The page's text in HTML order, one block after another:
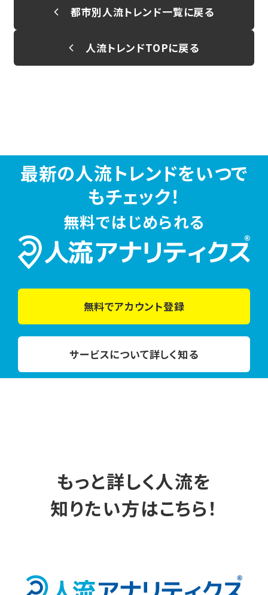
都市別人流トレンド一覧に戻る
人流トレンドTOPに戻る
最新の人流トレンドをいつで
もチェック！
無料ではじめられる
無料でアカウント登録
サービスについて詳しく知る
もっと詳しく人流を
知りたい方はこちら！